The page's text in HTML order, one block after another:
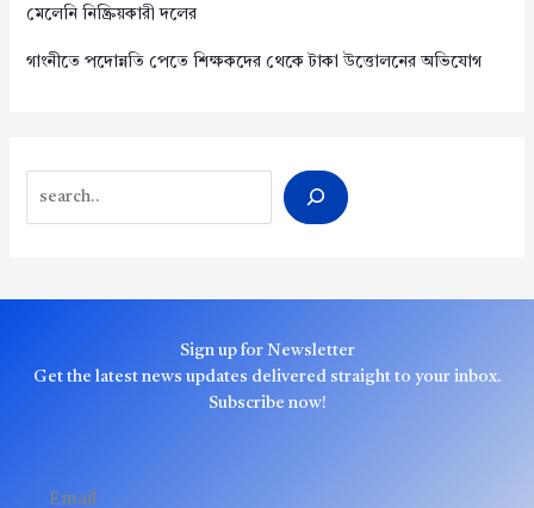
মেলেনি নিষ্ক্রিয়কারী দলের
গাংনীতে পদোন্নতি পেতে শিক্ষকদের থেকে টাকা উত্তোলনের অভিযোগ
Sign up for Newsletter
Get the latest news updates delivered straight to your inbox.
Subscribe now!
Email